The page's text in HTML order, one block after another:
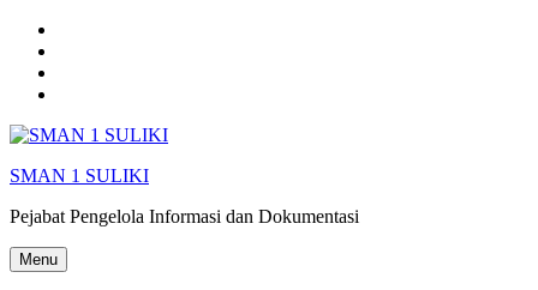
SMAN 1 SULIKI
Pejabat Pengelola Informasi dan Dokumentasi
Menu